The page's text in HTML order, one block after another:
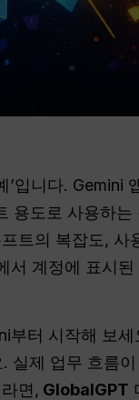
’입니다. Gemini
도로 사용하
트의 복잡도,
계정에 표시
터 시작해 보
제 업무 흐름
면, GlobalGPT